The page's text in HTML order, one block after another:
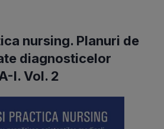
nursing. Planuri de
diagnosticelor
I. Vol. 2